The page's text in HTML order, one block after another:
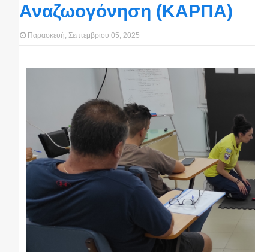
Αναζωογόνηση (ΚΑΡΠΑ)
Παρασκευή, Σεπτεμβρίου 05, 2025